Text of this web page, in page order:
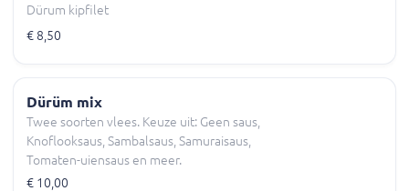
Dürum kipfilet
€ 8,50
Dürüm mix
Twee soorten vlees. Keuze uit: Geen saus,
Knoflooksaus, Sambalsaus, Samuraisaus,
Tomaten-uiensaus en meer.
€ 10,00